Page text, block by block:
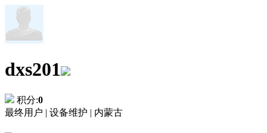
dxs201
积分:0
最终用户 | 设备维护 | 内蒙古